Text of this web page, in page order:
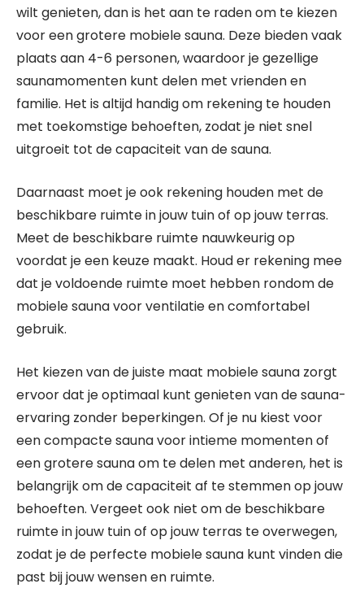
wilt genieten, dan is het aan te raden om te kiezen
voor een grotere mobiele sauna. Deze bieden vaak
plaats aan 4-6 personen, waardoor je gezellige
saunamomenten kunt delen met vrienden en
familie. Het is altijd handig om rekening te houden
met toekomstige behoeften, zodat je niet snel
uitgroeit tot de capaciteit van de sauna.
Daarnaast moet je ook rekening houden met de
beschikbare ruimte in jouw tuin of op jouw terras.
Meet de beschikbare ruimte nauwkeurig op
voordat je een keuze maakt. Houd er rekening mee
dat je voldoende ruimte moet hebben rondom de
mobiele sauna voor ventilatie en comfortabel
gebruik.
Het kiezen van de juiste maat mobiele sauna zorgt
ervoor dat je optimaal kunt genieten van de sauna-
ervaring zonder beperkingen. Of je nu kiest voor
een compacte sauna voor intieme momenten of
een grotere sauna om te delen met anderen, het is
belangrijk om de capaciteit af te stemmen op jouw
behoeften. Vergeet ook niet om de beschikbare
ruimte in jouw tuin of op jouw terras te overwegen,
zodat je de perfecte mobiele sauna kunt vinden die
past bij jouw wensen en ruimte.